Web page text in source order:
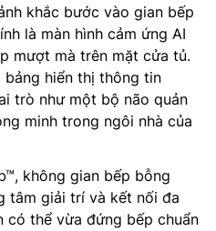
khắc bước vào gian bếp
là màn hình cảm ứng AI
mượt mà trên mặt cửa tủ.
hiển thị thông tin
trò như một bộ não quản
minh trong ngôi nhà của
không gian bếp bỗng
tâm giải trí và kết nối đa
có thể vừa đứng bếp chuẩn